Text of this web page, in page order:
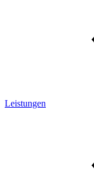
Leistungen